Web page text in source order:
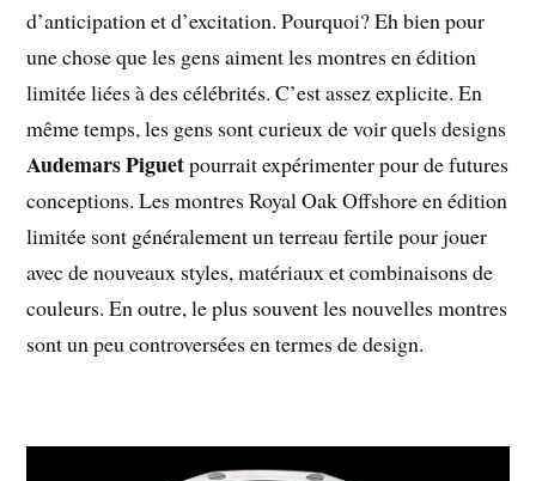
d’anticipation et d’excitation. Pourquoi? Eh bien pour
une chose que les gens aiment les montres en édition
limitée liées à des célébrités. C’est assez explicite. En
même temps, les gens sont curieux de voir quels designs
Audemars Piguetpourrait expérimenter pour de futures
conceptions. Les montres Royal Oak Offshore en édition
limitée sont généralement un terreau fertile pour jouer
avec de nouveaux styles, matériaux et combinaisons de
couleurs. En outre, le plus souvent les nouvelles montres
sont un peu controversées en termes de design.